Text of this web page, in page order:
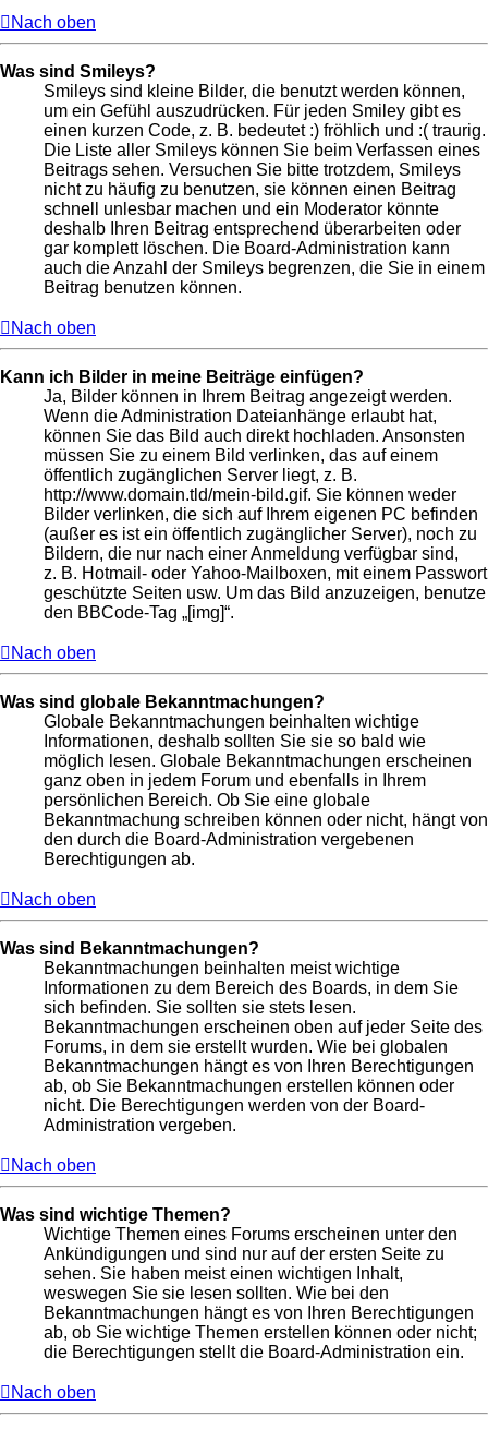
Nach oben
Was sind Smileys?
Smileys sind kleine Bilder, die benutzt werden können,
um ein Gefühl auszudrücken. Für jeden Smiley gibt es
einen kurzen Code, z. B. bedeutet :) fröhlich und :( traurig.
Die Liste aller Smileys können Sie beim Verfassen eines
Beitrags sehen. Versuchen Sie bitte trotzdem, Smileys
nicht zu häufig zu benutzen, sie können einen Beitrag
schnell unlesbar machen und ein Moderator könnte
deshalb Ihren Beitrag entsprechend überarbeiten oder
gar komplett löschen. Die Board-Administration kann
auch die Anzahl der Smileys begrenzen, die Sie in einem
Beitrag benutzen können.
Nach oben
Kann ich Bilder in meine Beiträge einfügen?
Ja, Bilder können in Ihrem Beitrag angezeigt werden.
Wenn die Administration Dateianhänge erlaubt hat,
können Sie das Bild auch direkt hochladen. Ansonsten
müssen Sie zu einem Bild verlinken, das auf einem
öffentlich zugänglichen Server liegt, z. B.
http://www.domain.tld/mein-bild.gif. Sie können weder
Bilder verlinken, die sich auf Ihrem eigenen PC befinden
(außer es ist ein öffentlich zugänglicher Server), noch zu
Bildern, die nur nach einer Anmeldung verfügbar sind,
z. B. Hotmail- oder Yahoo-Mailboxen, mit einem Passwort
geschützte Seiten usw. Um das Bild anzuzeigen, benutze
den BBCode-Tag „[img]“.
Nach oben
Was sind globale Bekanntmachungen?
Globale Bekanntmachungen beinhalten wichtige
Informationen, deshalb sollten Sie sie so bald wie
möglich lesen. Globale Bekanntmachungen erscheinen
ganz oben in jedem Forum und ebenfalls in Ihrem
persönlichen Bereich. Ob Sie eine globale
Bekanntmachung schreiben können oder nicht, hängt von
den durch die Board-Administration vergebenen
Berechtigungen ab.
Nach oben
Was sind Bekanntmachungen?
Bekanntmachungen beinhalten meist wichtige
Informationen zu dem Bereich des Boards, in dem Sie
sich befinden. Sie sollten sie stets lesen.
Bekanntmachungen erscheinen oben auf jeder Seite des
Forums, in dem sie erstellt wurden. Wie bei globalen
Bekanntmachungen hängt es von Ihren Berechtigungen
ab, ob Sie Bekanntmachungen erstellen können oder
nicht. Die Berechtigungen werden von der Board-
Administration vergeben.
Nach oben
Was sind wichtige Themen?
Wichtige Themen eines Forums erscheinen unter den
Ankündigungen und sind nur auf der ersten Seite zu
sehen. Sie haben meist einen wichtigen Inhalt,
weswegen Sie sie lesen sollten. Wie bei den
Bekanntmachungen hängt es von Ihren Berechtigungen
ab, ob Sie wichtige Themen erstellen können oder nicht;
die Berechtigungen stellt die Board-Administration ein.
Nach oben